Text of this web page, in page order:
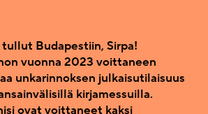
Budapestiin, Sirpa!
vuonna 2023 voittaneen
unkarinnoksen julkaisutilaisuus
kirjamessuilla.
ovat voittaneet kaksi